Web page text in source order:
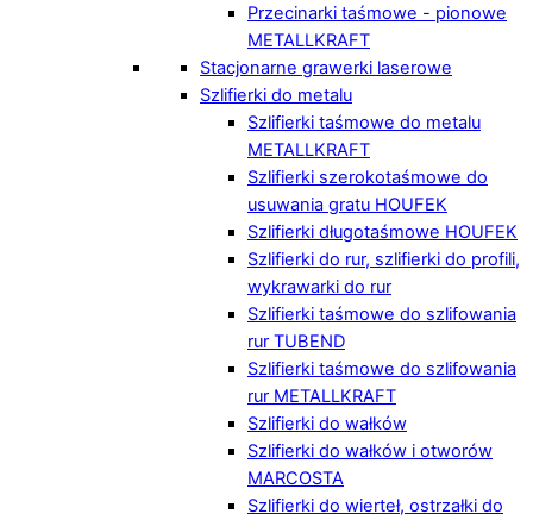
Przecinarki taśmowe - pionowe
METALLKRAFT
Stacjonarne grawerki laserowe
Szlifierki do metalu
Szlifierki taśmowe do metalu
METALLKRAFT
Szlifierki szerokotaśmowe do
usuwania gratu HOUFEK
Szlifierki długotaśmowe HOUFEK
Szlifierki do rur, szlifierki do profili,
wykrawarki do rur
Szlifierki taśmowe do szlifowania
rur TUBEND
Szlifierki taśmowe do szlifowania
rur METALLKRAFT
Szlifierki do wałków
Szlifierki do wałków i otworów
MARCOSTA
Szlifierki do wierteł, ostrzałki do